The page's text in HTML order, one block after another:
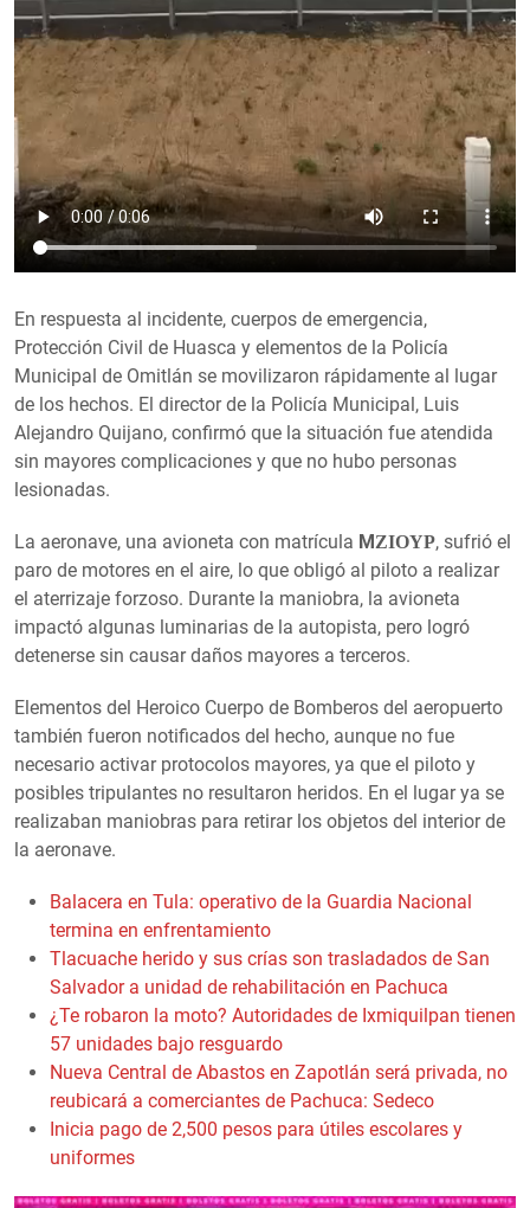
En respuesta al incidente, cuerpos de emergencia,
Protección Civil de Huasca y elementos de la Policía
Municipal de Omitlán se movilizaron rápidamente al lugar
de los hechos. El director de la Policía Municipal, Luis
Alejandro Quijano, confirmó que la situación fue atendida
sin mayores complicaciones y que no hubo personas
lesionadas.
La aeronave, una avioneta con matrícula MΖΙΟΥΡ, sufrió el
paro de motores en el aire, lo que obligó al piloto a realizar
el aterrizaje forzoso. Durante la maniobra, la avioneta
impactó algunas luminarias de la autopista, pero logró
detenerse sin causar daños mayores a terceros.
Elementos del Heroico Cuerpo de Bomberos del aeropuerto
también fueron notificados del hecho, aunque no fue
necesario activar protocolos mayores, ya que el piloto y
posibles tripulantes no resultaron heridos. En el lugar ya se
realizaban maniobras para retirar los objetos del interior de
la aeronave.
Balacera en Tula: operativo de la Guardia Nacional
termina en enfrentamiento
Tlacuache herido y sus crías son trasladados de San
Salvador a unidad de rehabilitación en Pachuca
¿Te robaron la moto? Autoridades de Ixmiquilpan tienen
57 unidades bajo resguardo
Nueva Central de Abastos en Zapotlán será privada, no
reubicará a comerciantes de Pachuca: Sedeco
Inicia pago de 2,500 pesos para útiles escolares y
uniformes